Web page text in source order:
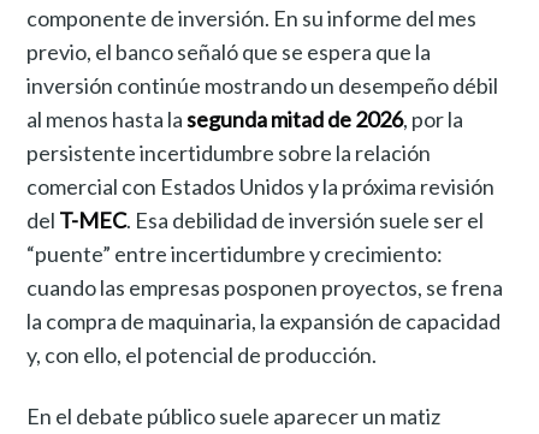
componente de inversión. En su informe del mes
previo, el banco señaló que se espera que la
inversión continúe mostrando un desempeño débil
al menos hasta lasegunda mitad de 2026, por la
persistente incertidumbre sobre la relación
comercial con Estados Unidos y la próxima revisión
del T-MEC. Esa debilidad de inversión suele ser el
“puente” entre incertidumbre y crecimiento:
cuando las empresas posponen proyectos, se frena
la compra de maquinaria, la expansión de capacidad
y, con ello, el potencial de producción.
En el debate público suele aparecer un matiz